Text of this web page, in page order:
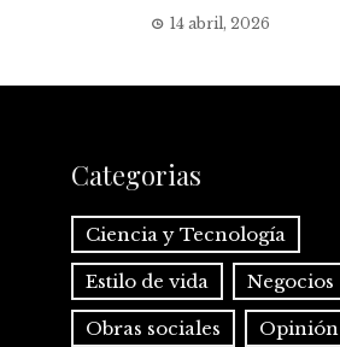
14 abril, 2026
Categorias
Ciencia y Tecnología
Estilo de vida Negocios
Obras sociales Opinión